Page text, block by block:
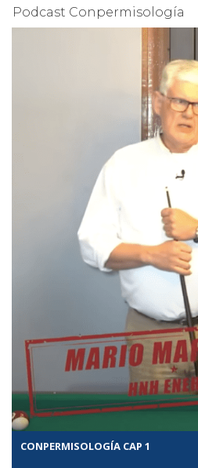
Podcast Conpermisología
CONPERMISOLOGÍA CAP 1